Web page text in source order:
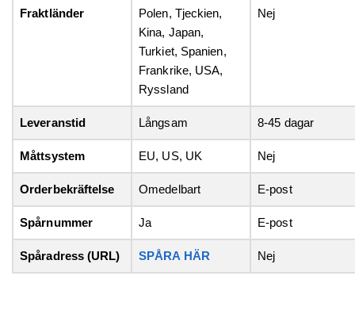
Fraktländer
Polen, Tjeckien,
Kina, Japan,
Turkiet, Spanien,
Frankrike, USA,
Ryssland
Nej
Leveranstid Långsam 8-45 dagar
Måttsystem EU, US, UK Nej
Orderbekräftelse Omedelbart E-post
Spårnummer Ja E-post
Spåradress (URL) SPÅRA HÄR Nej